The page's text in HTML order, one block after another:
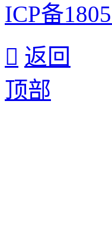
ICP备
 返回
顶部